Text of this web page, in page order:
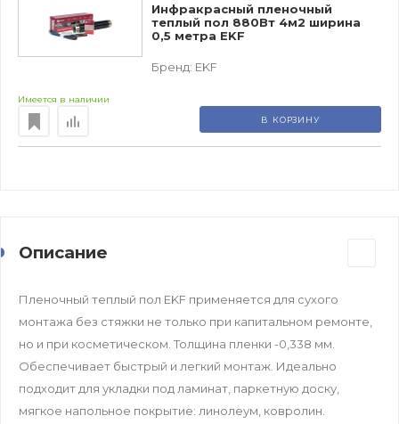
Инфракрасный пленочный
теплый пол 880Вт 4м2 ширина
0,5 метра EKF
Бренд: EKF
Имеется в наличии
В КОРЗИНУ
Описание
Пленочный теплый пол EKF применяется для сухого
монтажа без стяжки не только при капитальном ремонте,
но и при косметическом. Толщина пленки -0,338 мм.
Обеспечивает быстрый и легкий монтаж. Идеально
подходит для укладки под ламинат, паркетную доску,
мягкое напольное покрытие: линолеум, ковролин.